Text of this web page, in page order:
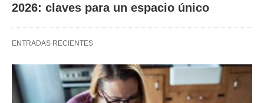
2026: claves para un espacio único
ENTRADAS RECIENTES